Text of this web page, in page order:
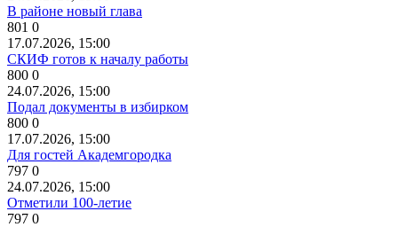
В районе новый глава
801 0
17.07.2026, 15:00
СКИФ готов к началу работы
800 0
24.07.2026, 15:00
Подал документы в избирком
800 0
17.07.2026, 15:00
Для гостей Академгородка
797 0
24.07.2026, 15:00
Отметили 100-летие
797 0